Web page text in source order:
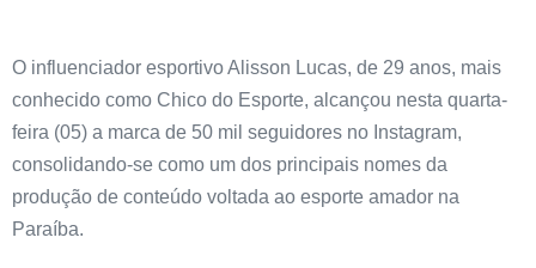
O influenciador esportivo Alisson Lucas, de 29 anos, mais
conhecido como Chico do Esporte, alcançou nesta quarta-
feira (05) a marca de 50 mil seguidores no Instagram,
consolidando-se como um dos principais nomes da
produção de conteúdo voltada ao esporte amador na
Paraíba.